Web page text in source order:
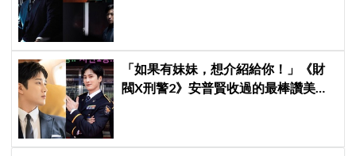
「如果有妹妹，想介紹給你！」《財
閥X刑警2》安普賢收過的最棒讚美，